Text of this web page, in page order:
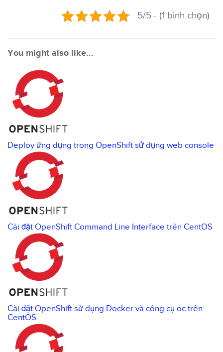
5/5 - (1 bình chọn)
You might also like...
Deploy ứng dụng trong OpenShift sử dụng web console
Cài đặt OpenShift Command Line Interface trên CentOS
Cài đặt OpenShift sử dụng Docker và công cụ oc trên
CentOS